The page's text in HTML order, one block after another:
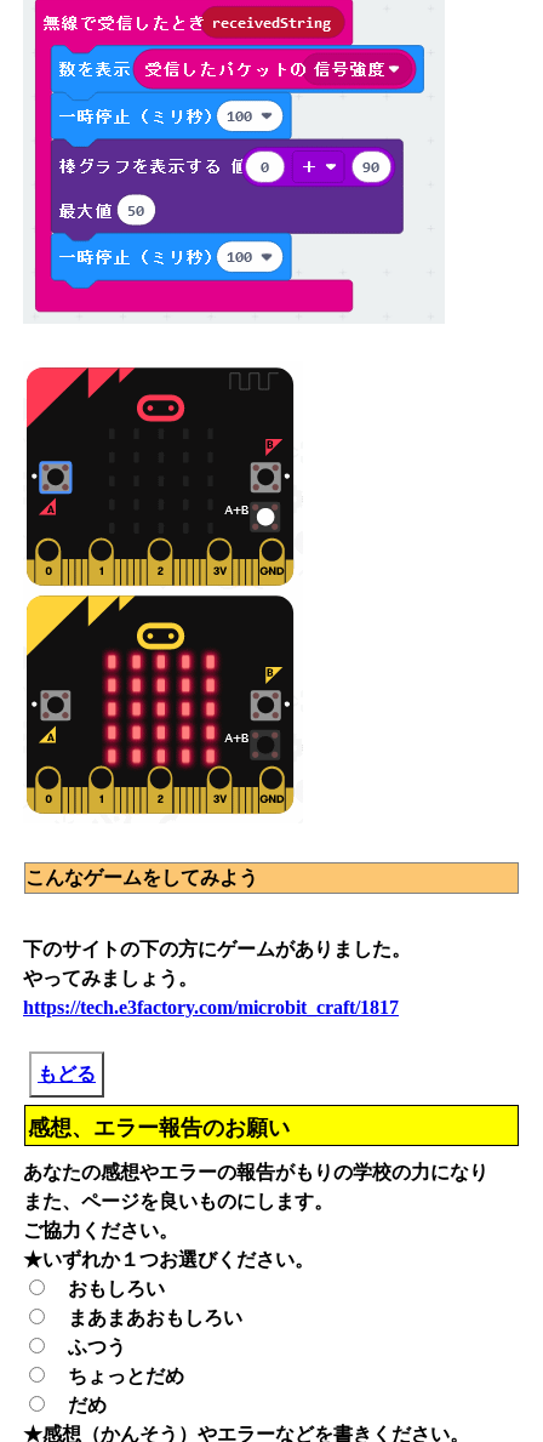
こんなゲームをしてみよう
下のサイトの下の方にゲームがありました。
やってみましょう。
https://tech.e3factory.com/microbit_craft/1817
もどる
感想、エラー報告のお願い
あなたの感想やエラーの報告がもりの学校の力になり
また、ページを良いものにします。
ご協力ください。
★いずれか１つお選びください。
おもしろい
まあまあおもしろい
ふつう
ちょっとだめ
だめ
★感想（かんそう）やエラーなどを書きください。